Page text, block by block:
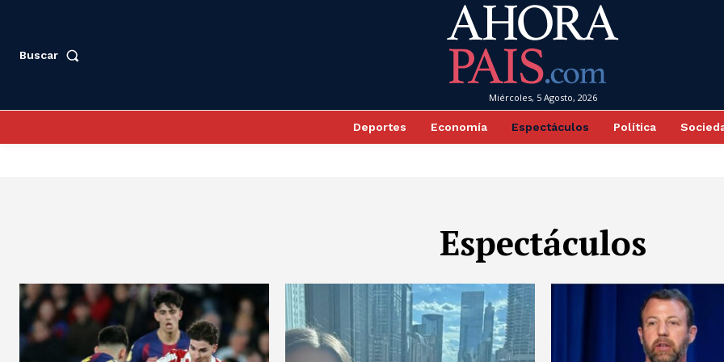
Buscar
Miércoles, 5 Agosto, 2026
Deportes Economía Espectáculos Política
Espectáculos